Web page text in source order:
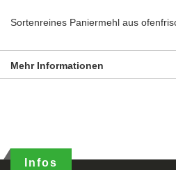
Sortenreines Paniermehl aus
Mehr Informationen
Infos